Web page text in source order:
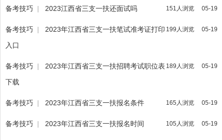
05-19
151人浏览
备考技巧 | 2023江西省三支一扶还面试吗
05-19
199人浏览
备考技巧 |
2023年江西省三支一扶笔试准考证打印
入口
05-19
189人浏览
备考技巧 |
2023年江西省三支一扶招聘考试职位表
下载
05-19
165人浏览
备考技巧 | 2023年江西省三支一扶报名条件
05-19
105人浏览
备考技巧 | 2023年江西省三支一扶报名时间